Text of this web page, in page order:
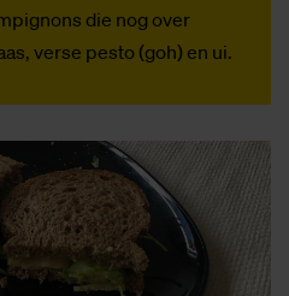
die nog over
verse pesto (goh) en ui.